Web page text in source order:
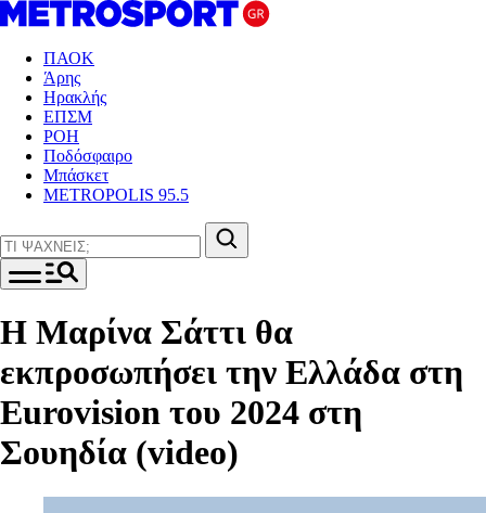
ΠΑΟΚ
Άρης
Ηρακλής
ΕΠΣΜ
ΡΟΗ
Ποδόσφαιρο
Μπάσκετ
METROPOLIS 95.5
Η Μαρίνα Σάττι θα
εκπροσωπήσει την Ελλάδα στη
Eurovision του 2024 στη
Σουηδία (video)